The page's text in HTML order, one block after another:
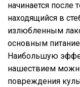
начинается после
находящийся в
излюбленным
основным
Наибольшую
нашествием
повреждения